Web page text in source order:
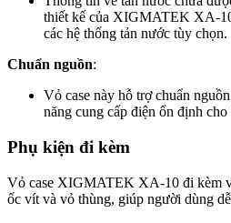
thiết kế của XIGMATEK XA-
các hệ thống tản nước tùy chọn.
Chuẩn nguồn:
Vỏ case này hỗ trợ chuẩn
năng cung cấp điện ổn định
Phụ kiện đi kèm
Vỏ case XIGMATEK XA-10 đi kèm
ốc vít và vỏ thùng, giúp người dùng